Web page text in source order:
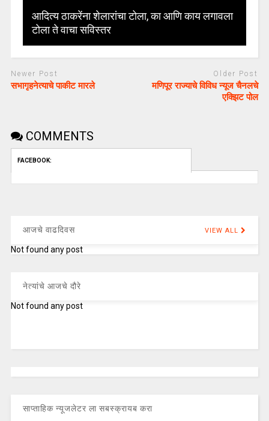
आदित्य ठाकरेंना शेलारांचा टोला, का आणि काय लगावला
टोला ते वाचा सविस्तर
Newer Post
सभागृहनेत्याचे पाकीट मारले
Older Post
मणिपूर राज्याचे विविध न्यूज चैनलचे
एक्झिट पोल
COMMENTS
FACEBOOK:
आजचे वाढदिवस VIEW ALL
Not found any post
नेत्यांचे आजचे दौरे
Not found any post
साप्ताहिक न्यूजलेटर ला सबस्क्रायब करा